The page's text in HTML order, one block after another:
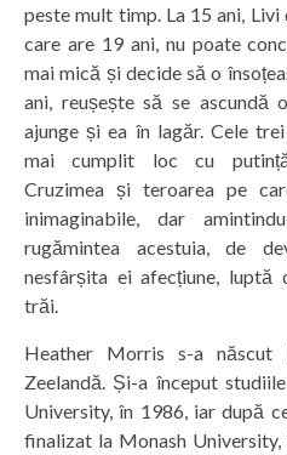
peste mult timp. La 15 ani,
care are 19 ani, nu poate
mai mică și decide să o
ani, reușește să se ascundă
ajunge și ea în lagăr. Cele
mai cumplit loc cu
Cruzimea și teroarea pe
inimaginabile, dar
rugămintea acestuia, de
nesfârșita ei afecțiune,
trăi.
Heather Morris s-a
Zeelandă. Și-a început
University, în 1986, iar după
finalizat la Monash